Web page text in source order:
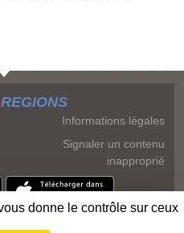
REGIONS
Informations légales
Signaler un contenu
inapproprié
donne le contrôle sur ceux